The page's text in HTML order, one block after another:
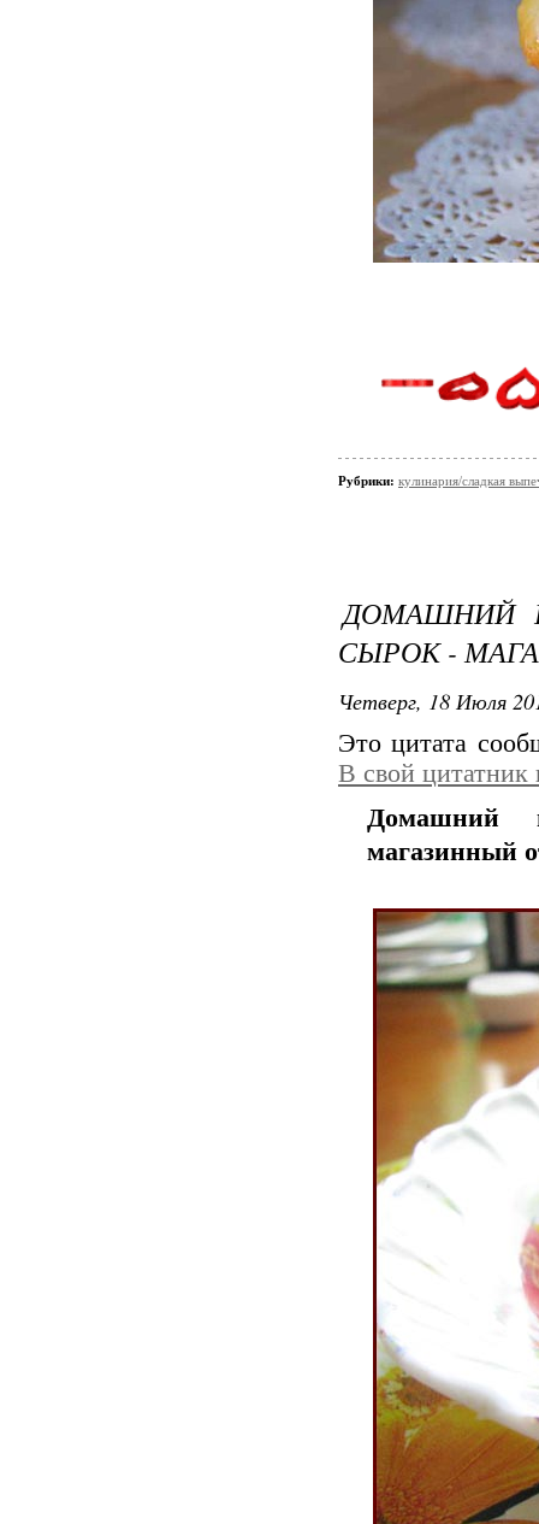
Рубрики: кулинария/сладкая
ДОМАШНИЙ
СЫРОК -
Четверг, 18 Июля
Это цитата
В свой цитатник
Домашний
магазинный